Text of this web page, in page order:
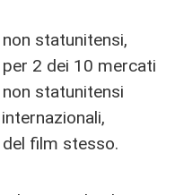
statunitensi,
2 dei 10 mercati
statunitensi
film stesso.